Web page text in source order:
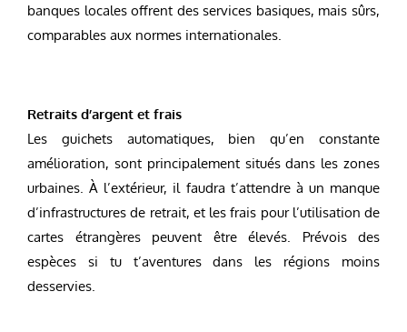
banques locales offrent des services basiques, mais sûrs,
comparables aux normes internationales.
Retraits d’argent et frais
Les guichets automatiques, bien qu’en constante
amélioration, sont principalement situés dans les zones
urbaines. À l’extérieur, il faudra t’attendre à un manque
d’infrastructures de retrait, et les frais pour l’utilisation de
cartes étrangères peuvent être élevés. Prévois des
espèces si tu t’aventures dans les régions moins
desservies.